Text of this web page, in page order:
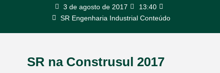
3 de agosto de 2017
13:40
SR Engenharia Industrial Conteúdo
SR na Construsul 2017